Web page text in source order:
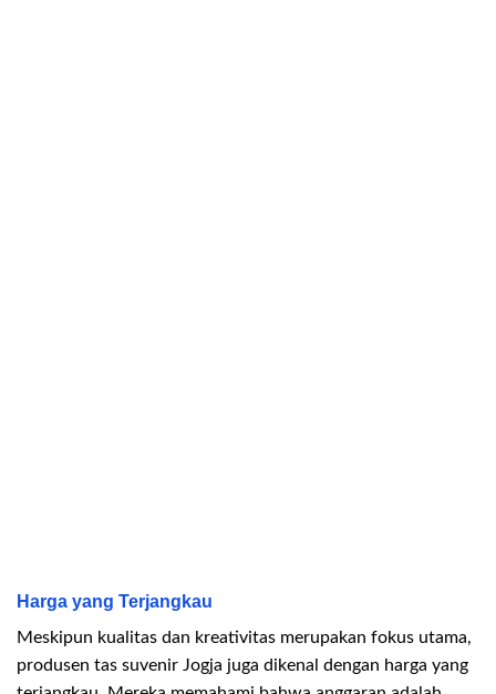
Harga yang Terjangkau
Meskipun kualitas dan kreativitas merupakan fokus utama,
produsen tas suvenir Jogja juga dikenal dengan harga yang